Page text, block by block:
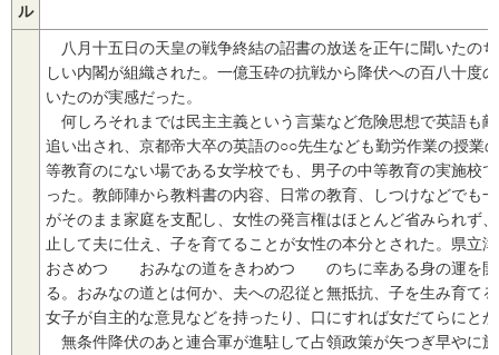
ル
八月十五日の天皇の戦争終結の詔書の放送を正午に聞いたの
しい内閣が組織された。一億玉砕の抗戦から降伏への百八十度
いたのが実感だった。
何しろそれまでは民主主義という言葉など危険思想で英語も
追い出され、京都帝大卒の英語の○○先生なども勤労作業の授業
等教育のにない場である女学校でも、男子の中等教育の実施校
った。教師陣から教料書の内容、日常の教育、しつけなどでも
がそのまま家庭を支配し、女性の発言権はほとんど省みられず
止して夫に仕え、子を育てることが女性の本分とされた。県立
おさめつゝ おみなの道をきわめつゝ のちに幸ある身の運を開
る。おみなの道とは何か、夫への忍従と無抵抗、子を生み育て
女子が自主的な意見などを持ったり、口にすれば女だてらにと
無条件降伏のあと連合軍が進駐して占領政策が矢つぎ早やに